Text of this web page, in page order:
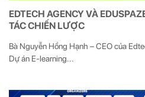
EDTECH AGENCY VÀ
TÁC CHIẾN LƯỢC
Bà Nguyễn Hồng Hạnh – CEO của
Dự án E-learning...